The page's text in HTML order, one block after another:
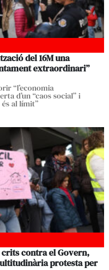
del 16M una
extraordinari”
“l’economia
d’un “caos social” i
al límit”
crits contra el Govern,
protesta per